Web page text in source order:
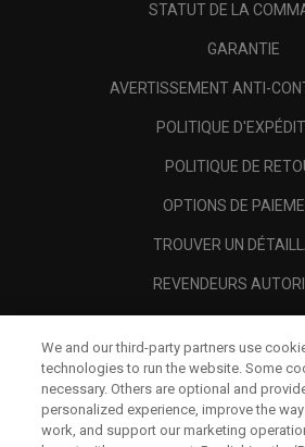
STATUT DE LA
GARANTIE
AVERTISSEMENT ANTI-
POLITIQUE
POLITIQUE DE
OPTIONS DE
TROUVER UN
REVENDEURS
A PROPOS
MENTIONS LÉGALES
We and our third-party partners use
technologies to run the website. Some
necessary. Others are optional and
personalized experience, improve the
work, and support our marketing